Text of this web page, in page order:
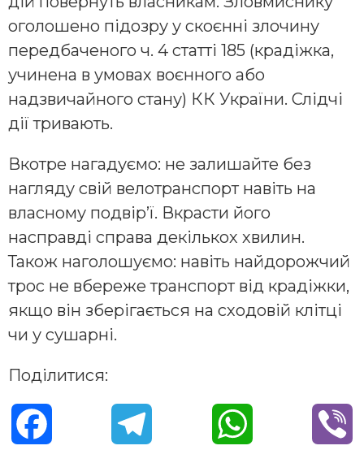
оголошено підозру у скоєнні злочину
передбаченого ч. 4 статті 185 (крадіжка,
учинена в умовах воєнного або
надзвичайного стану) КК України. Слідчі
дії тривають.
Вкотре нагадуємо: не залишайте без
нагляду свій велотранспорт навіть на
власному подвір’ї. Вкрасти його
насправді справа декількох хвилин.
Також наголошуємо: навіть найдорожчий
трос не вбереже транспорт від крадіжки,
якщо він зберігається на сходовій клітці
чи у сушарні.
Поділитися: